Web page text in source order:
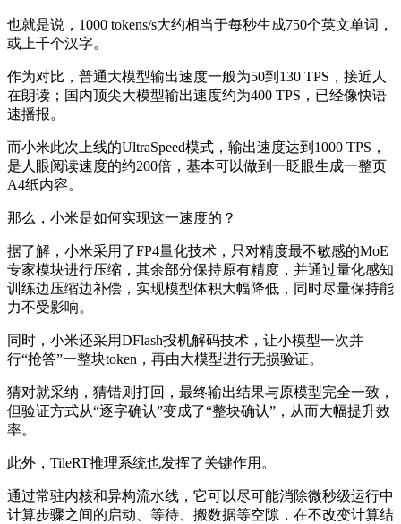
也就是说，1000 tokens/s大约相当于每秒生成750个英文单词，
或上千个汉字。
作为对比，普通大模型输出速度一般为50到130 TPS，接近人
在朗读；国内顶尖大模型输出速度约为400 TPS，已经像快语
速播报。
而小米此次上线的UltraSpeed模式，输出速度达到1000 TPS，
是人眼阅读速度的约200倍，基本可以做到一眨眼生成一整页
A4纸内容。
那么，小米是如何实现这一速度的？
据了解，小米采用了FP4量化技术，只对精度最不敏感的MoE
专家模块进行压缩，其余部分保持原有精度，并通过量化感知
训练边压缩边补偿，实现模型体积大幅降低，同时尽量保持能
力不受影响。
同时，小米还采用DFlash投机解码技术，让小模型一次并
行“抢答”一整块token，再由大模型进行无损验证。
猜对就采纳，猜错则打回，最终输出结果与原模型完全一致，
但验证方式从“逐字确认”变成了“整块确认”，从而大幅提升效
率。
此外，TileRT推理系统也发挥了关键作用。
通过常驻内核和异构流水线，它可以尽可能消除微秒级运行中
计算步骤之间的启动、等待、搬数据等空隙，在不改变计算结